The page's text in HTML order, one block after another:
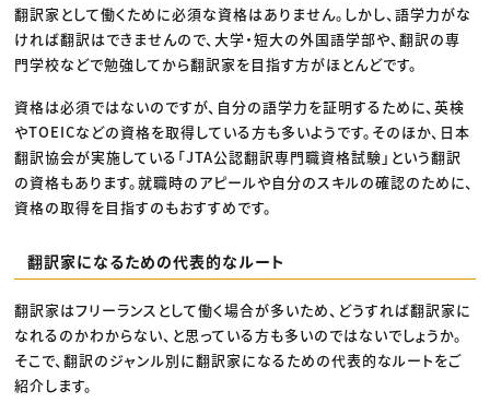
翻訳家として働くために必須な資格はありません。しかし、語学力がな
ければ翻訳はできませんので、大学・短大の外国語学部や、翻訳の専
門学校などで勉強してから翻訳家を目指す方がほとんどです。
資格は必須ではないのですが、自分の語学力を証明するために、英検
やTOEICなどの資格を取得している方も多いようです。そのほか、日本
翻訳協会が実施している「JTA公認翻訳専門職資格試験」という翻訳
の資格もあります。就職時のアピールや自分のスキルの確認のために、
資格の取得を目指すのもおすすめです。
翻訳家になるための代表的なルート
翻訳家はフリーランスとして働く場合が多いため、どうすれば翻訳家に
なれるのかわからない、と思っている方も多いのではないでしょうか。
そこで、翻訳のジャンル別に翻訳家になるための代表的なルートをご
紹介します。